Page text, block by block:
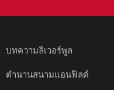
บทความลิเวอร์พูล
ตำนานสนามแอนฟิลด์